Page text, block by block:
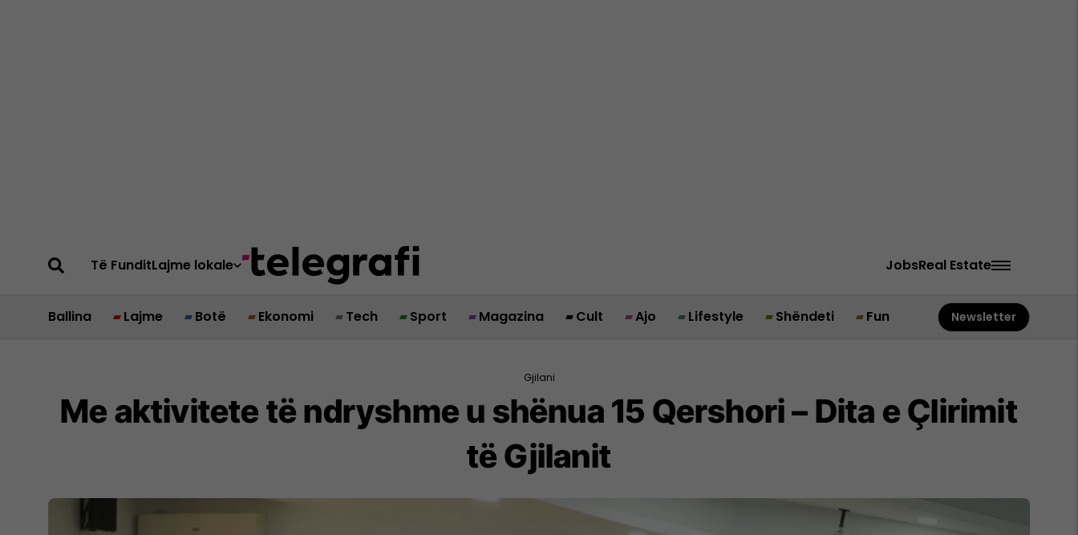
Të FunditLajme lokale JobsReal Estate
Ballina Lajme Botë Ekonomi Tech Sport Magazina Cult Ajo Lifestyle Shëndeti Fun Newsletter
Gjilani
Me aktivitete të ndryshme u shënua 15 Qershori – Dita e Çlirimit
të Gjilanit